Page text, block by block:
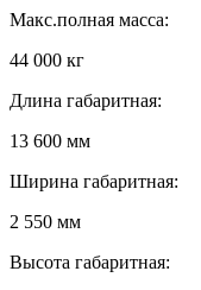
Макс.полная масса:
44 000 кг
Длина габаритная:
13 600 мм
Ширина габаритная:
2 550 мм
Высота габаритная: